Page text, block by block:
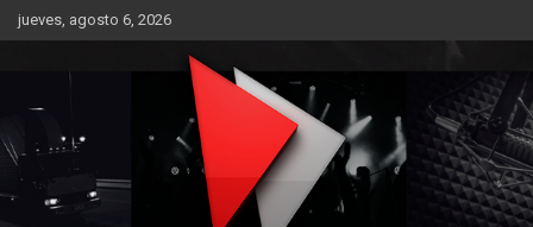
Saltar
al
jueves, agosto 6, 2026